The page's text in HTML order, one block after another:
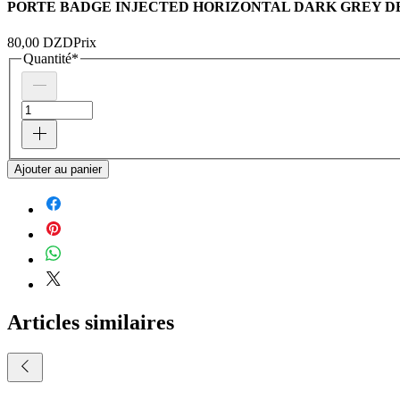
PORTE BADGE INJECTED HORIZONTAL DARK GREY
80,00 DZDPrix
Quantité*
Ajouter au panier
Articles similaires